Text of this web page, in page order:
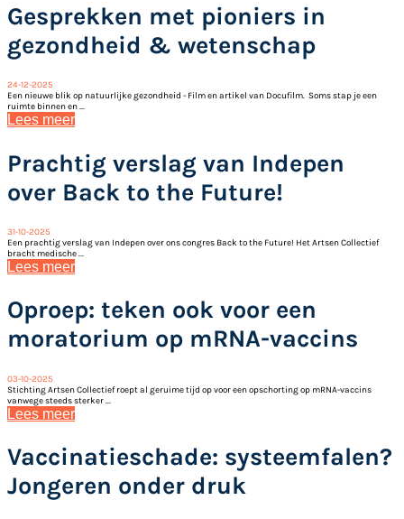
Gesprekken met pioniers in
gezondheid & wetenschap
24-12-2025
Een nieuwe blik op natuurlijke gezondheid - Film en artikel van Docufilm. Soms stap je een
ruimte binnen en ...
Lees meer
Prachtig verslag van Indepen
over Back to the Future!
31-10-2025
Een prachtig verslag van Indepen over ons congres Back to the Future! Het Artsen Collectief
bracht medische ...
Lees meer
Oproep: teken ook voor een
moratorium op mRNA-vaccins
03-10-2025
Stichting Artsen Collectief roept al geruime tijd op voor een opschorting op mRNA-vaccins
vanwege steeds sterker ...
Lees meer
Vaccinatieschade: systeemfalen?
Jongeren onder druk